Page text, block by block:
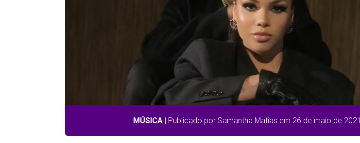
MÚSICA| Publicado por Samantha Matias em 26 de maio de 2021.